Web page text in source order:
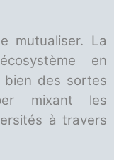
mutualiser. La
en
bien des sortes
mixant les
à travers